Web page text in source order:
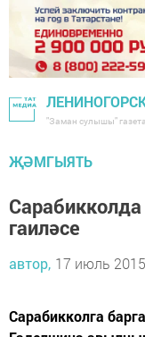
"Заман сулышы"
ҖӘМГЫЯТЬ
гаиләсе
автор, 17 июль
Сарабикколга